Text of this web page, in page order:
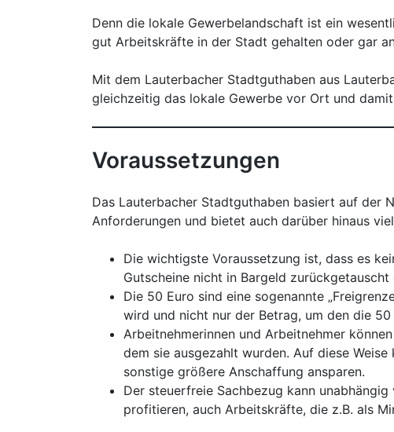
Denn die lokale Gewerbelandschaft ist ein
gut Arbeitskräfte in der Stadt gehalten oder gar
Mit dem Lauterbacher Stadtguthaben aus
gleichzeitig das lokale Gewerbe vor Ort und
Voraussetzungen
Das Lauterbacher Stadtguthaben basiert auf der
Anforderungen und bietet auch darüber hinaus
Die wichtigste Voraussetzung ist, dass es
Gutscheine nicht in Bargeld
Die 50 Euro sind eine sogenannte
wird und nicht nur der Betrag, um den die
Arbeitnehmerinnen und Arbeitnehmer
dem sie ausgezahlt wurden. Auf diese
sonstige größere Anschaffung ansparen.
Der steuerfreie Sachbezug kann
profitieren, auch Arbeitskräfte, die z.B. als